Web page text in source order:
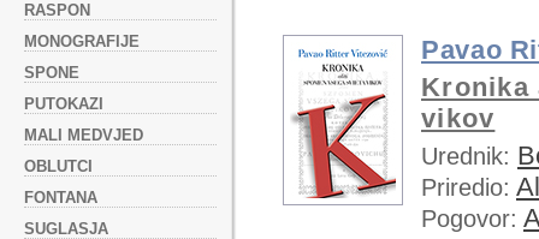
RASPON
MONOGRAFIJE
SPONE
PUTOKAZI
MALI MEDVJED
OBLUTCI
FONTANA
SUGLASJA
Pavao
Kronika
vikov
Urednik:
Priredio:
Pogovor: